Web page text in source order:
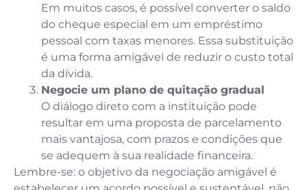
Em muitos casos, é possível converter o saldo
do cheque especial em um empréstimo
pessoal com taxas menores. Essa substituição
é uma forma amigável de reduzir o custo total
da dívida.
Negocie um plano de quitação gradual
O diálogo direto com a instituição pode
resultar em uma proposta de parcelamento
mais vantajosa, com prazos e condições que
se adequem à sua realidade financeira.
Lembre-se: o objetivo da negociação amigável é